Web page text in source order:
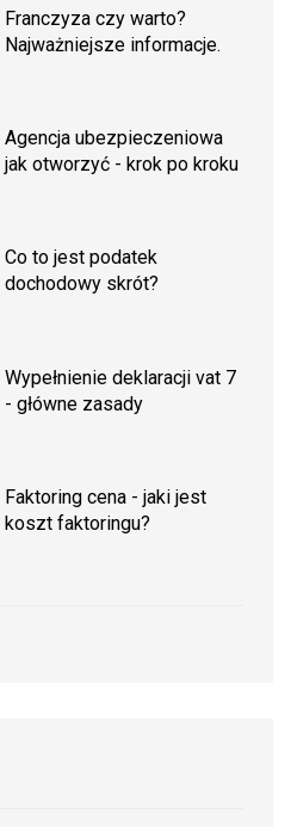
Franczyza czy warto?
Najważniejsze informacje.
Agencja ubezpieczeniowa
jak otworzyć - krok po kroku
Co to jest podatek
dochodowy skrót?
Wypełnienie deklaracji vat 7
- główne zasady
Faktoring cena - jaki jest
koszt faktoringu?